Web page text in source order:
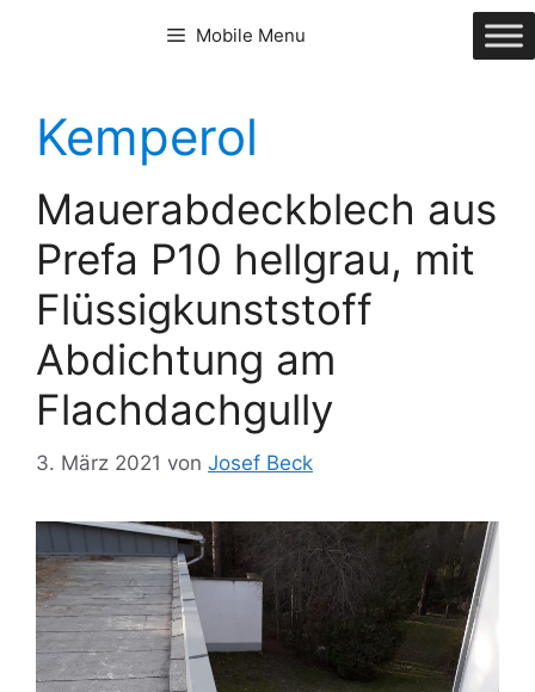
Mobile Menu
Kemperol
Mauerabdeckblech aus
Prefa P10 hellgrau, mit
Flüssigkunststoff
Abdichtung am
Flachdachgully
3. März 2021 von Josef Beck